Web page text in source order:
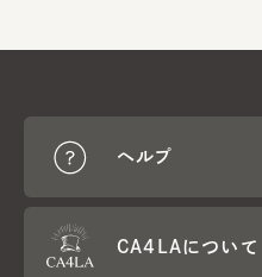
ヘルプ
CA4LAについて